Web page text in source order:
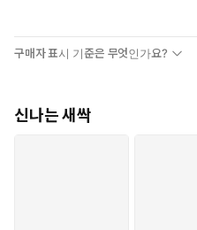
구매자 표시 기준은 무엇인가요?
신나는 새싹